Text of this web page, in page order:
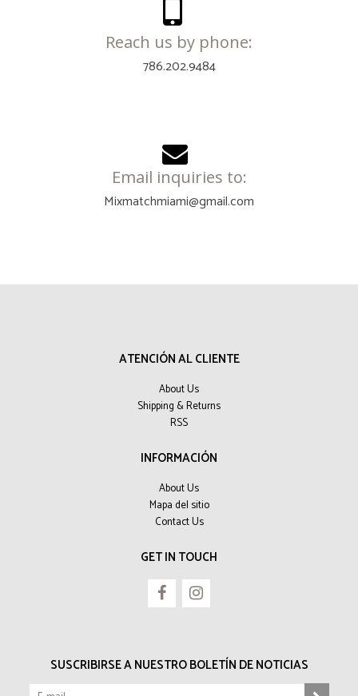
Reach us by phone:
786.202.9484
Email inquiries to:
Mixmatchmiami@gmail.com
ATENCIÓN AL CLIENTE
About Us
Shipping & Returns
RSS
INFORMACIÓN
About Us
Mapa del sitio
Contact Us
GET IN TOUCH
SUSCRIBIRSE A NUESTRO BOLETÍN DE NOTICIAS